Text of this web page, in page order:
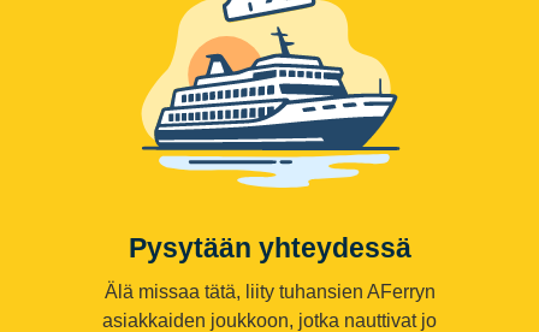
Pysytään yhteydessä
Älä missaa tätä, liity tuhansien AFerryn
asiakkaiden joukkoon, jotka nauttivat jo